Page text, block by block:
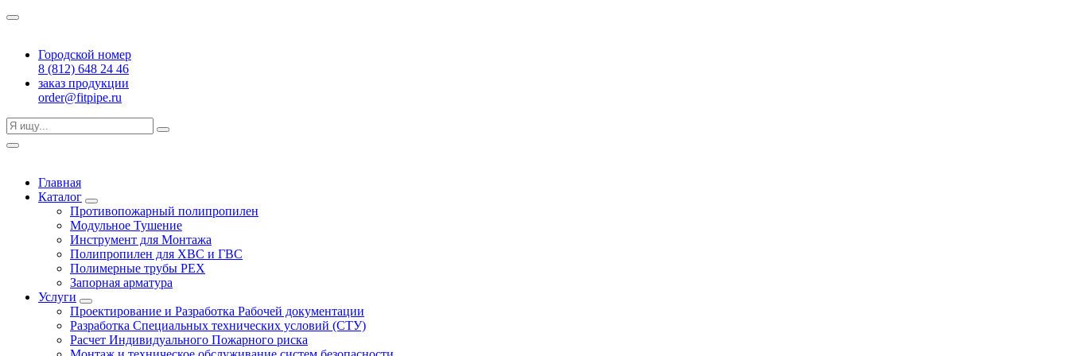
Городской номер
8 (812) 648 24 46
заказ продукции
order@fitpipe.ru
Главная
Каталог
Противопожарный полипропилен
Модульное Тушение
Инструмент для Монтажа
Полипропилен для ХВС и ГВС
Полимерные трубы PEX
Запорная арматура
Услуги
Проектирование и Разработка Рабочей документации
Разработка Специальных технических условий (СТУ)
Расчет Индивидуального Пожарного риска